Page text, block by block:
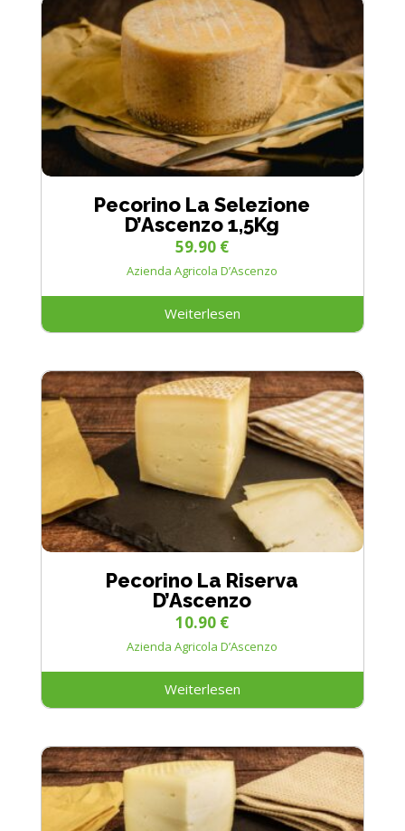
Pecorino La Selezione
D’Ascenzo 1,5Kg
Azienda Agricola D’Ascenzo
59.90 €
Weiterlesen
Pecorino La Riserva
D’Ascenzo
Azienda Agricola D’Ascenzo
10.90 €
Weiterlesen